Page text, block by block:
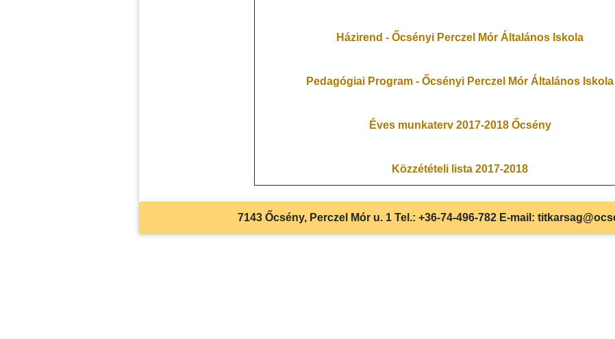
Házirend - Őcsényi Perczel Mór Általános Iskola
Pedagógiai Program - Őcsényi Perczel Mór Általános Iskola
Éves munkaterv 2017-2018 Őcsény
Közzétételi lista 2017-2018
7143 Őcsény, Perczel Mór u. 1 Tel.: +36-74-496-782 E-mail: